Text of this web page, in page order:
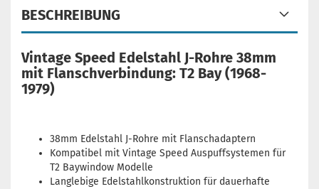
BESCHREIBUNG
Vintage Speed Edelstahl J-Rohre 38mm
mit Flanschverbindung: T2 Bay (1968-
1979)
38mm Edelstahl J-Rohre mit Flanschadaptern
Kompatibel mit Vintage Speed Auspuffsystemen für
T2 Baywindow Modelle
Langlebige Edelstahlkonstruktion für dauerhafte